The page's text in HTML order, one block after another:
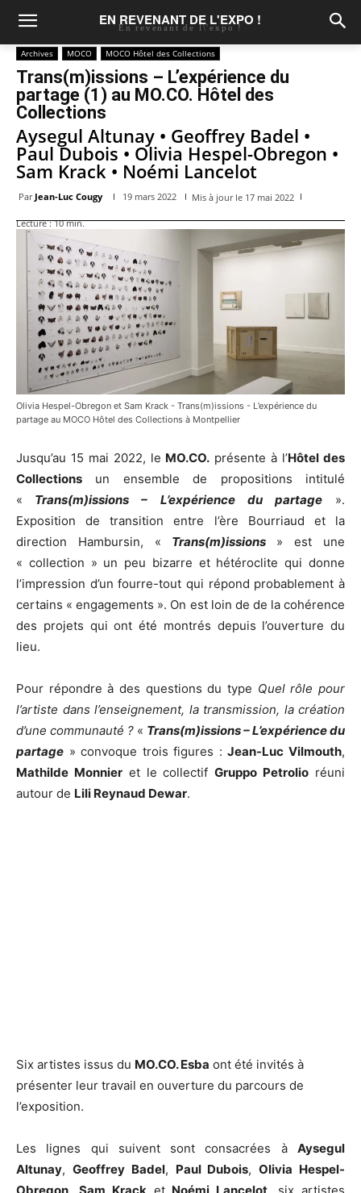
EN REVENANT DE L'EXPO !
En revenant de l\'expo !
Archives MOCO MOCO Hôtel des Collections
Trans(m)issions – L’expérience du
partage (1) au MO.CO. Hôtel des
Collections
Aysegul Altunay • Geoffrey Badel •
Paul Dubois • Olivia Hespel-Obregon •
Sam Krack • Noémi Lancelot
Par Jean-Luc Cougy 19 mars 2022 Mis à jour le 17 mai 2022
Lecture :10min.
Olivia Hespel-Obregon et Sam Krack - Trans(m)issions - L’expérience du
partage au MOCO Hôtel des Collections à Montpellier
Jusqu’au 15 mai 2022, le MO.CO. présente à l’Hôtel des
Collections un ensemble de propositions intitulé
« Trans(m)issions – L’expérience du partage».
Exposition de transition entre l’ère Bourriaud et la
direction Hambursin, « Trans(m)issions» est une
« collection » un peu bizarre et hétéroclite qui donne
l’impression d’un fourre-tout qui répond probablement à
certains « engagements ». On est loin de de la cohérence
des projets qui ont été montrés depuis l’ouverture du
lieu.
Pour répondre à des questions du type Quel rôle pour
l’artiste dans l’enseignement, la transmission, la création
d’une communauté ? « Trans(m)issions – L’expérience du
partage » convoque trois figures :Jean-Luc Vilmouth,
Mathilde Monnieret le collectifGruppo Petrolio réuni
autour de Lili Reynaud Dewar.
Six artistes issus du MO.CO. Esba ont été invités à
présenter leur travail en ouverture du parcours de
l’exposition.
Les lignes qui suivent sont consacrées à Aysegul
Altunay, Geoffrey Badel, Paul Dubois,Olivia Hespel-